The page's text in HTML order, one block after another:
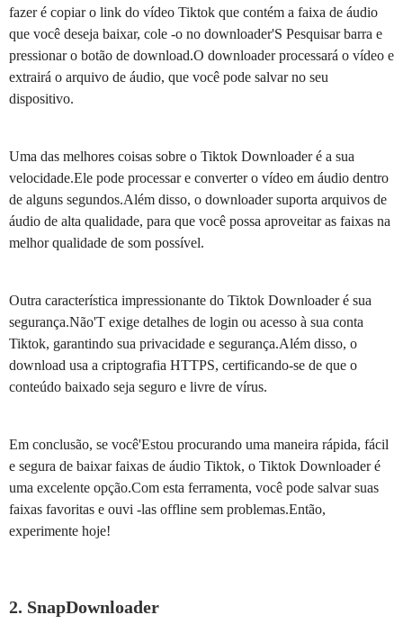
fazer é copiar o link do vídeo Tiktok que contém a faixa de áudio
que você deseja baixar, cole -o no downloader'S Pesquisar barra e
pressionar o botão de download.O downloader processará o vídeo e
extrairá o arquivo de áudio, que você pode salvar no seu
dispositivo.
Uma das melhores coisas sobre o Tiktok Downloader é a sua
velocidade.Ele pode processar e converter o vídeo em áudio dentro
de alguns segundos.Além disso, o downloader suporta arquivos de
áudio de alta qualidade, para que você possa aproveitar as faixas na
melhor qualidade de som possível.
Outra característica impressionante do Tiktok Downloader é sua
segurança.Não'T exige detalhes de login ou acesso à sua conta
Tiktok, garantindo sua privacidade e segurança.Além disso, o
download usa a criptografia HTTPS, certificando-se de que o
conteúdo baixado seja seguro e livre de vírus.
Em conclusão, se você'Estou procurando uma maneira rápida, fácil
e segura de baixar faixas de áudio Tiktok, o Tiktok Downloader é
uma excelente opção.Com esta ferramenta, você pode salvar suas
faixas favoritas e ouvi -las offline sem problemas.Então,
experimente hoje!
2. SnapDownloader